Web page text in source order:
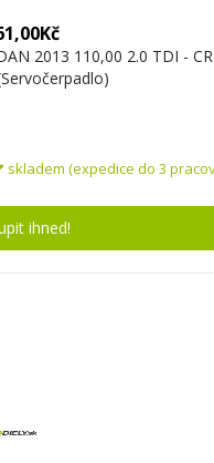
2013 110,00 2.0 TDI -
skladem (expedice do 3
ihned!